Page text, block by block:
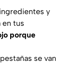
y
en tus
porque
se van